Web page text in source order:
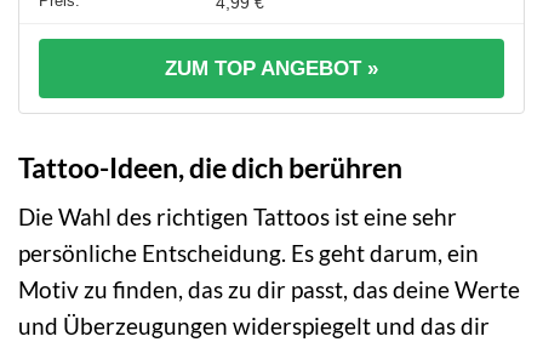
ZUM TOP ANGEBOT »
Tattoo-Ideen, die dich berühren
Die Wahl des richtigen Tattoos ist eine sehr
persönliche Entscheidung. Es geht darum, ein
Motiv zu finden, das zu dir passt, das deine Werte
und Überzeugungen widerspiegelt und das dir